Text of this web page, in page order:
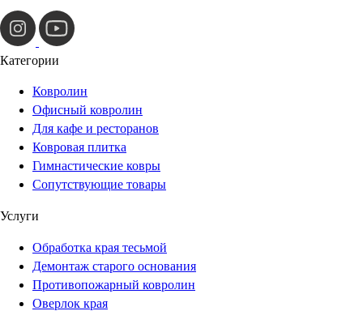
Категории
Ковролин
Офисный ковролин
Для кафе и ресторанов
Ковровая плитка
Гимнастические ковры
Сопутствующие товары
Услуги
Обработка края тесьмой
Демонтаж старого основания
Противопожарный ковролин
Оверлок края